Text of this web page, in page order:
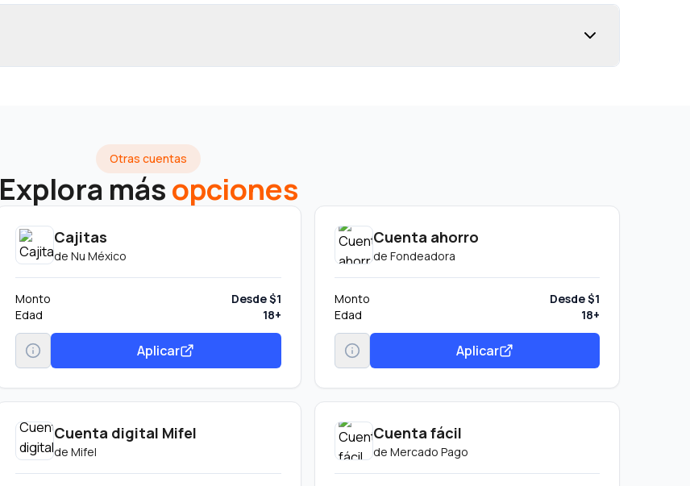
Otras cuentas
Explora másopciones
Cajitas
de Nu México
Monto
Desde $1
Edad
18+
Aplicar
Cuenta ahorro
de Fondeadora
Monto
Desde $1
Edad
18+
Aplicar
Cuenta digital Mifel
de Mifel
Cuenta fácil
de Mercado Pago